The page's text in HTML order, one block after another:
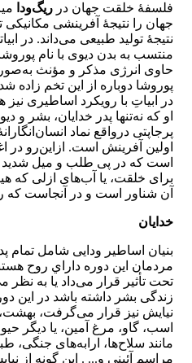
فلسفۀ خلقت جهان در ريگ‌ودا
جهان را نتيجۀ آفرينشی
نتيجۀ توليد طبيعی می‌داند. در
منتسب به بدن ديوی با نام
حاوی انرژی مذكر و مؤنث
پوروشا دوباره از اين تخم زاده
در ابياتِ با رويكرد اساطيری نيز
او كه نه‌تنها پدر خدايان، بشر
پرجاپتی درواقع نماد
اولين آفرينش است. ازاين‌رو در
است كه در پی طلب و ميل شديد
برای خلقت، يا آب‌های ازلی كه
آن شناور است و در آنجاست
خدايان
بنيان اساطير ودايی شامل تمام
مردمان اين دوره داراي روح
تحت تأثير قرار می‌داد يا به نظر
زندگی بشر داشته باشد در اين
نيايش نيز قرار می‌گرفت، بهشت،
اسب، گاو، مرغ آمين‌، يا ديگر
مانند سلاح‌ها، ارابه‌های جنگی،
مراسم آئينی و... . اين گونه از